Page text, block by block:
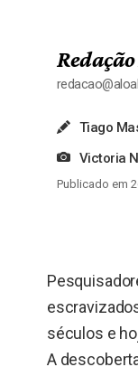
Tiago
Victoria
Publicado em
séculos e
A